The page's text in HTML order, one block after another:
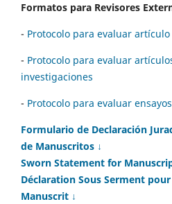
Formatos para Revisores
- Protocolo para evaluar
- Protocolo para evaluar
investigaciones
- Protocolo para evaluar ensayos
Formulario de Declaración
de Manuscritos ↓
Sworn Statement for
Déclaration Sous Serment
Manuscrit ↓